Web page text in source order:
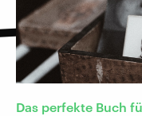
Das perfekte Buch